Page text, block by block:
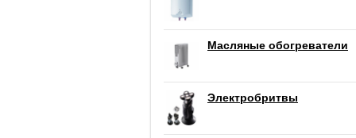
Масляные обогреватели
Электробритвы